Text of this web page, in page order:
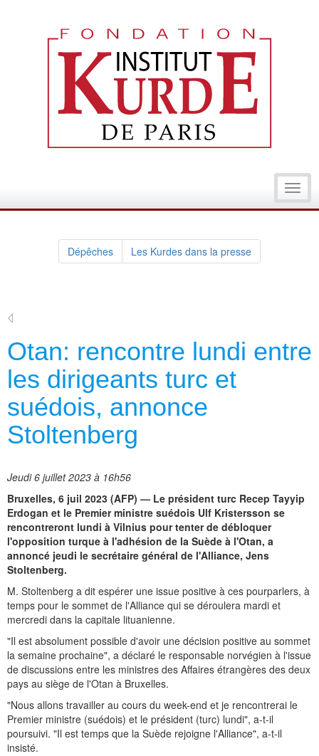
Dépêches Les Kurdes dans la presse
Otan: rencontre lundi entre
les dirigeants turc et
suédois, annonce
Stoltenberg
Jeudi 6 juillet 2023 à 16h56
Bruxelles, 6 juil 2023 (AFP) — Le président turc Recep Tayyip
Erdogan et le Premier ministre suédois Ulf Kristersson se
rencontreront lundi à Vilnius pour tenter de débloquer
l'opposition turque à l'adhésion de la Suède à l'Otan, a
annoncé jeudi le secrétaire général de l'Alliance, Jens
Stoltenberg.
M. Stoltenberg a dit espérer une issue positive à ces pourparlers, à
temps pour le sommet de l'Alliance qui se déroulera mardi et
mercredi dans la capitale lituanienne.
"Il est absolument possible d'avoir une décision positive au sommet
la semaine prochaine", a déclaré le responsable norvégien à l'issue
de discussions entre les ministres des Affaires étrangères des deux
pays au siège de l'Otan à Bruxelles.
"Nous allons travailler au cours du week-end et je rencontrerai le
Premier ministre (suédois) et le président (turc) lundi", a-t-il
poursuivi. "Il est temps que la Suède rejoigne l'Alliance", a-t-il
insisté.